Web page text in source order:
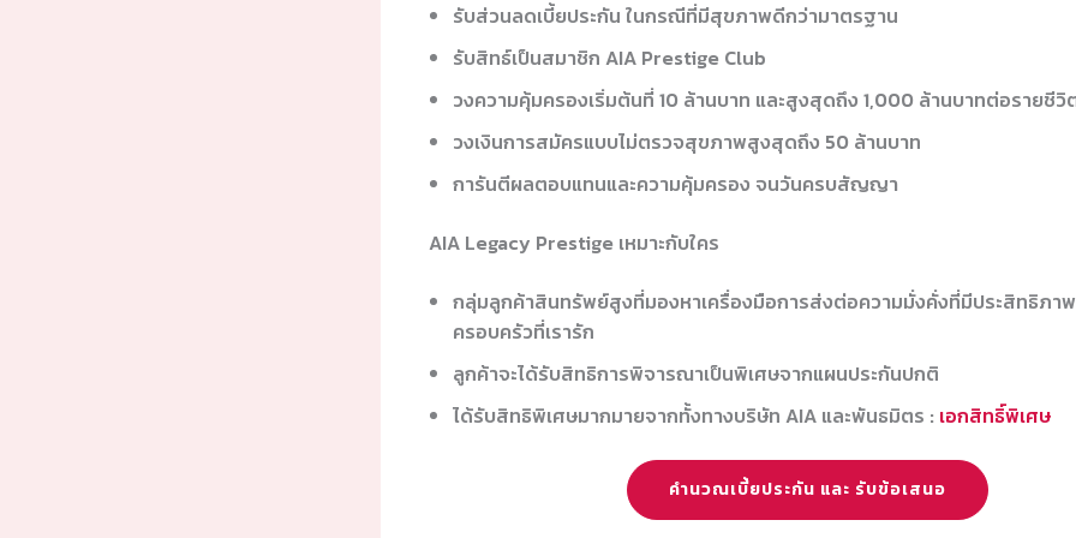
รับส่วนลดเบี้ยประกัน ในกรณีที่มีสุขภาพดีกว่ามาตรฐาน
รับสิทธ์เป็นสมาชิก AIA Prestige Club
วงความคุ้มครองเริ่มต้นที่ 10 ล้านบาท และสูงสุดถึง 1,000 ล้านบาทต่อรายชีวิ
วงเงินการสมัครแบบไม่ตรวจสุขภาพสูงสุดถึง 50 ล้านบาท
การันตีผลตอบแทนและความคุ้มครอง จนวันครบสัญญา
AIA Legacy Prestige เหมาะกับใคร
กลุ่มลูกค้าสินทรัพย์สูงที่มองหาเครื่องมือการส่งต่อความมั่งคั่งที่มีประสิทธิภา
ครอบครัวที่เรารัก
ลูกค้าจะได้รับสิทธิการพิจารณาเป็นพิเศษจากแผนประกันปกติ
ได้รับสิทธิพิเศษมากมายจากทั้งทางบริษัท AIA และพันธมิตร : เอกสิทธิ์พิเศษ
คำนวณเบี้ยประกัน และ รับข้อเสนอ